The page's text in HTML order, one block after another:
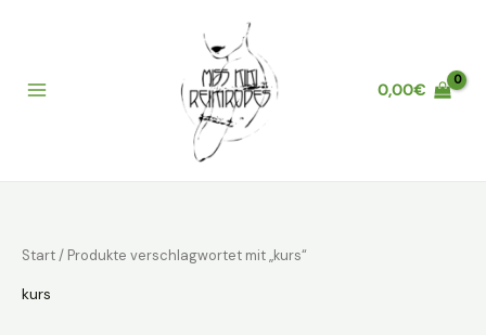
0,00€
Start/ Produkte verschlagwortet mit „kurs“
kurs